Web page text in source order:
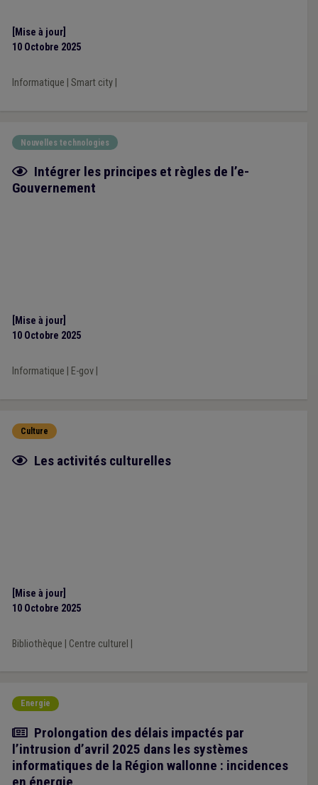
[Mise à jour]
10 Octobre 2025
Informatique Smart city|
Nouvelles technologies
Fiche focus
Intégrer les principes et règles de l’e-
Gouvernement
[Mise à jour]
10 Octobre 2025
Informatique E-gov|
Culture
Fiche focus
Les activités culturelles
[Mise à jour]
10 Octobre 2025
Bibliothèque Centre culturel
Energie
Actualité
Prolongation des délais impactés par
l’intrusion d’avril 2025 dans les systèmes
informatiques de la Région wallonne : incidences